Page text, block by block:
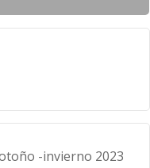
-invierno 2023